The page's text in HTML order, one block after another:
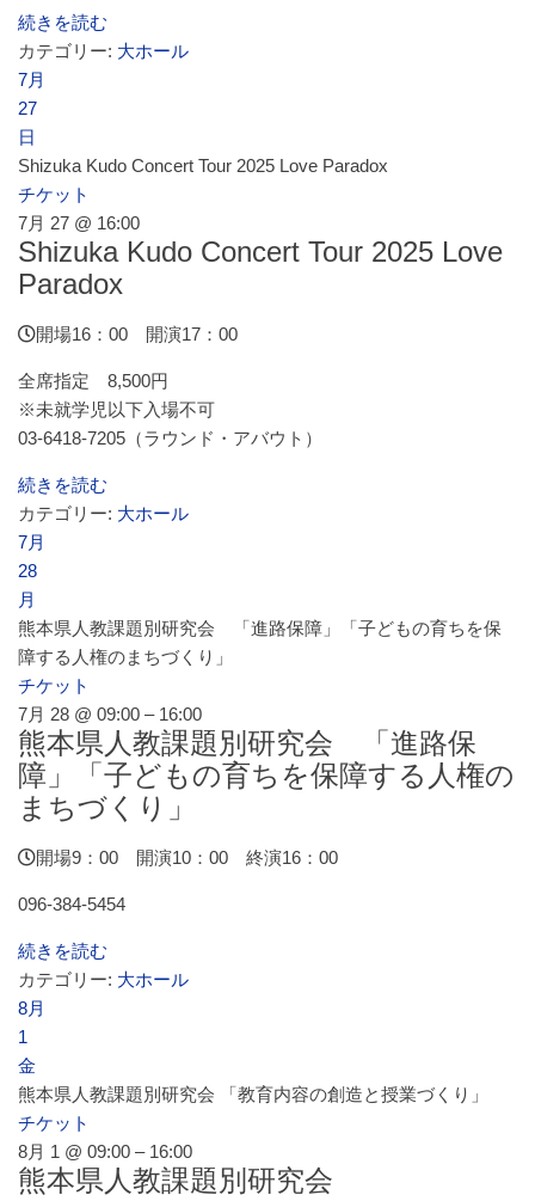
続きを読む
カテゴリー: 大ホール
7月
27
日
Shizuka Kudo Concert Tour 2025 Love Paradox
チケット
7月 27 @ 16:00
Shizuka Kudo Concert Tour 2025 Love
Paradox
開場16：00 開演17：00
全席指定 8,500円
※未就学児以下入場不可
03-6418-7205（ラウンド・アバウト）
続きを読む
カテゴリー: 大ホール
7月
28
月
熊本県人教課題別研究会 「進路保障」「子どもの育ちを保
障する人権のまちづくり」
チケット
7月 28 @ 09:00 – 16:00
熊本県人教課題別研究会 「進路保
障」「子どもの育ちを保障する人権の
まちづくり」
開場9：00 開演10：00 終演16：00
096-384-5454
続きを読む
カテゴリー: 大ホール
8月
1
金
熊本県人教課題別研究会 「教育内容の創造と授業づくり」
チケット
8月 1 @ 09:00 – 16:00
熊本県人教課題別研究会